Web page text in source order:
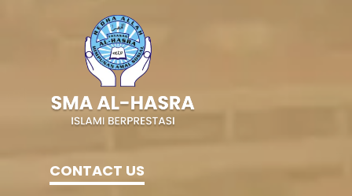
CONTACT US